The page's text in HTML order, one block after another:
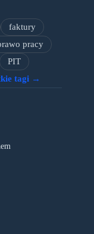
faktury
pracy
PIT
tagi →